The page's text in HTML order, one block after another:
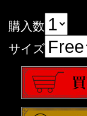
購入数
サイズ